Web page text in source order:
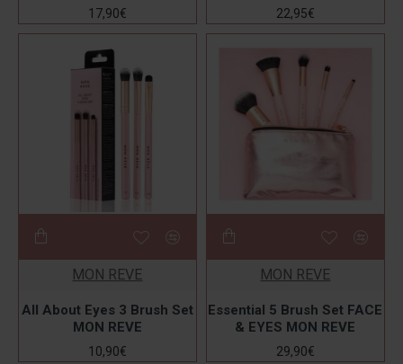
17,90€ 22,95€
MON REVE
All About Eyes 3 Brush Set
MON REVE
10,90€
MON REVE
Essential 5 Brush Set FACE
& EYES MON REVE
29,90€